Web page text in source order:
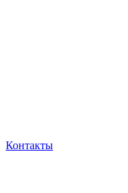
Контакты